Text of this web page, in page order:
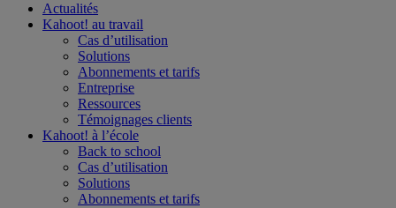
Actualités
Kahoot! au travail
Cas d’utilisation
Solutions
Abonnements et tarifs
Entreprise
Ressources
Témoignages clients
Kahoot! à l’école
Back to school
Cas d’utilisation
Solutions
Abonnements et tarifs